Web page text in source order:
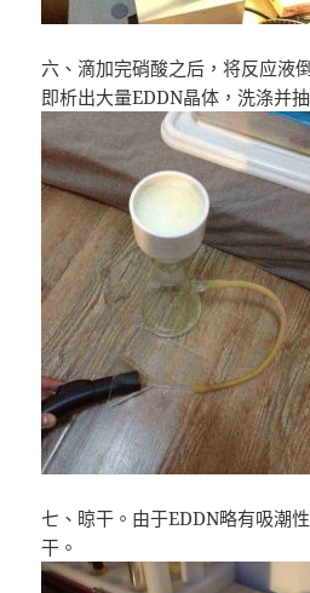
六、滴加完硝酸之后，将反应液
即析出大量EDDN晶体，洗涤并抽
七、晾干。由于EDDN略有吸潮
干。